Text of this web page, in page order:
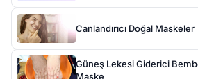
Canlandırıcı Doğal Maskeler
Güneş Lekesi Giderici
Maske